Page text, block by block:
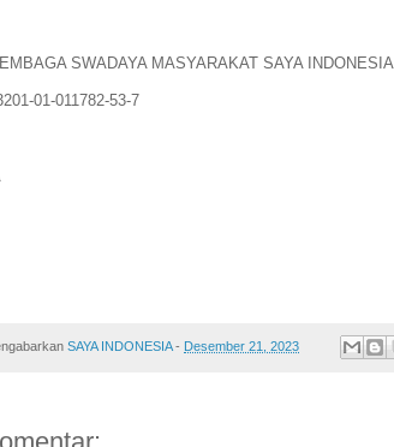
SWADAYA MASYARAKAT SAYA INDONESIA
01-011782-53-7
SAYA INDONESIA - Desember 21, 2023